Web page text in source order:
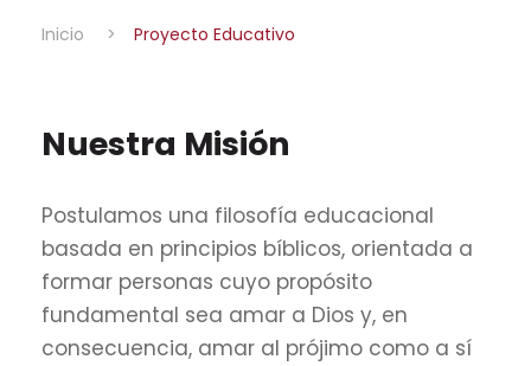
Inicio > Proyecto Educativo
Nuestra Misión
Postulamos una filosofía educacional
basada en principios bíblicos, orientada a
formar personas cuyo propósito
fundamental sea amar a Dios y, en
consecuencia, amar al prójimo como a sí